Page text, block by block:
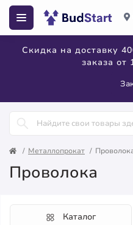
Скидка на доставку
заказа от
Металлопрокат
Проволока
Каталог